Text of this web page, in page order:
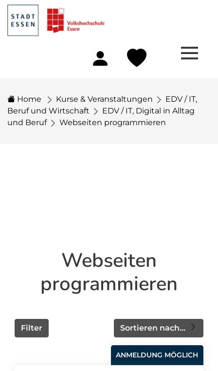
Home Kurse & Veranstaltungen
EDV / IT,
Beruf und Wirtschaft
EDV / IT, Digital in Alltag
und Beruf
Webseiten programmieren
Webseiten
programmieren
Sortieren nach...
Filter
ANMELDUNG MÖGLICH